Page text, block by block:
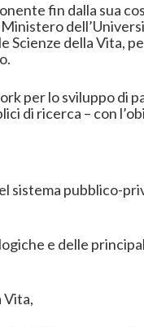
fin dalla sua
Scienze della Vita,
per lo sviluppo di
di ricerca – con
sistema pubblico-
e delle
Vita,